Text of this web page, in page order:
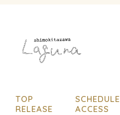
TOP SCHEDULE
RELEASE
ACCESS